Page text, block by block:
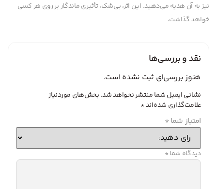
نیز به آن هدیه می‌دهید. این اثر، بی‌شک، تأثیری ماندگار بر روی هر کسی
خواهد گذاشت.
نقد و بررسی‌ها
هنوز بررسی‌ای ثبت نشده است.
نشانی ایمیل شما منتشر نخواهد شد. بخش‌های موردنیاز
علامت‌گذاری شده‌اند*
امتیاز شما *
دیدگاه شما*